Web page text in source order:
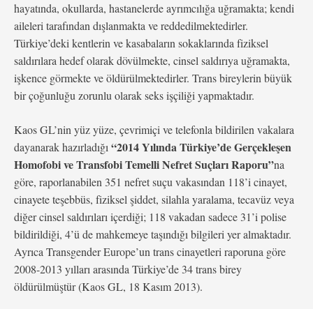
hayatında, okullarda, hastanelerde ayrımcılığa uğramakta; kendi
aileleri tarafından dışlanmakta ve reddedilmektedirler.
Türkiye’deki kentlerin ve kasabaların sokaklarında fiziksel
saldırılara hedef olarak dövülmekte, cinsel saldırıya uğramakta,
işkence görmekte ve öldürülmektedirler. Trans bireylerin büyük
bir çoğunluğu zorunlu olarak seks işçiliği yapmaktadır.
Kaos GL’nin yüz yüze, çevrimiçi ve telefonla bildirilen vakalara
dayanarak hazırladığı “2014 Yılında Türkiye’de Gerçekleşen
Homofobi ve Transfobi Temelli Nefret Suçları Raporu”na
göre, raporlanabilen 351 nefret suçu vakasından 118’i cinayet,
cinayete teşebbüs, fiziksel şiddet, silahla yaralama, tecavüz veya
diğer cinsel saldırıları içerdiği; 118 vakadan sadece 31’i polise
bildirildiği, 4’ü de mahkemeye taşındığı bilgileri yer almaktadır.
Ayrıca Transgender Europe’un trans cinayetleri raporuna göre
2008-2013 yılları arasında Türkiye’de 34 trans birey
öldürülmüştür (Kaos GL, 18 Kasım 2013).